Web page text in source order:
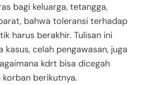
bagi keluarga, tetangga,
bahwa toleransi terhadap
harus berakhir. Tulisan ini
kasus, celah pengawasan, juga
kdrt bisa dicegah
berikutnya.